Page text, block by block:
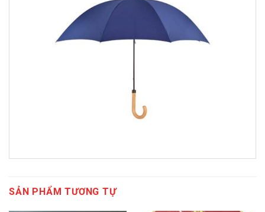
SẢN PHẨM TƯƠNG TỰ